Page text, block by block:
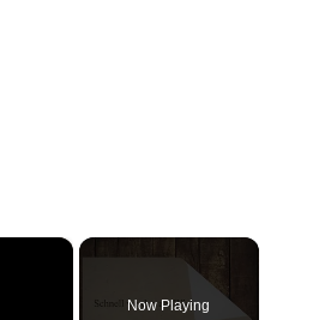
×
Now Playing